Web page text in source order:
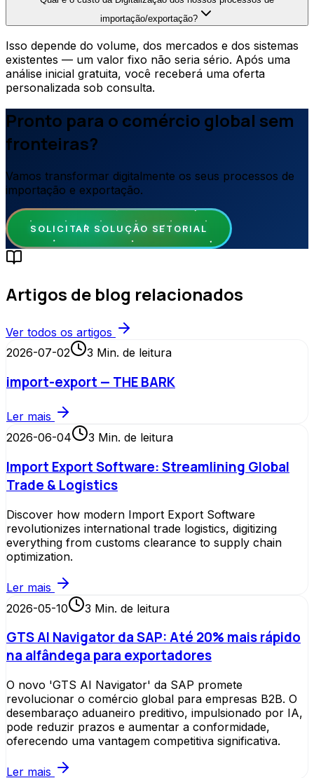
importação/exportação?
Isso depende do volume, dos mercados e dos sistemas
existentes — um valor fixo não seria sério. Após uma
análise inicial gratuita, você receberá uma oferta
personalizada sob consulta.
Pronto para o comércio global sem
fronteiras?
Vamos transformar digitalmente os seus processos de
importação e exportação.
SOLICITAR SOLUÇÃO SETORIAL
Artigos de blog relacionados
Ver todos os artigos
2026-07-02
3 Min. de leitura
import-export — THE BARK
Ler mais
2026-06-04
3 Min. de leitura
Import Export Software: Streamlining Global
Trade & Logistics
Discover how modern Import Export Software
revolutionizes international trade logistics, digitizing
everything from customs clearance to supply chain
optimization.
Ler mais
2026-05-10
3 Min. de leitura
GTS AI Navigator da SAP: Até 20% mais rápido
na alfândega para exportadores
O novo 'GTS AI Navigator' da SAP promete
revolucionar o comércio global para empresas B2B. O
desembaraço aduaneiro preditivo, impulsionado por IA,
pode reduzir prazos e aumentar a conformidade,
oferecendo uma vantagem competitiva significativa.
Ler mais